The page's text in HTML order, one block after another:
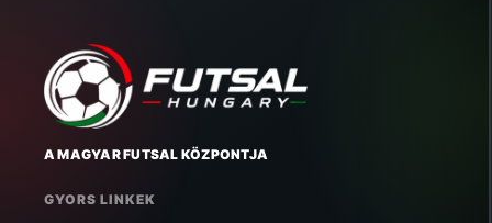
A MAGYAR FUTSAL KÖZPONTJA
GYORS LINKEK